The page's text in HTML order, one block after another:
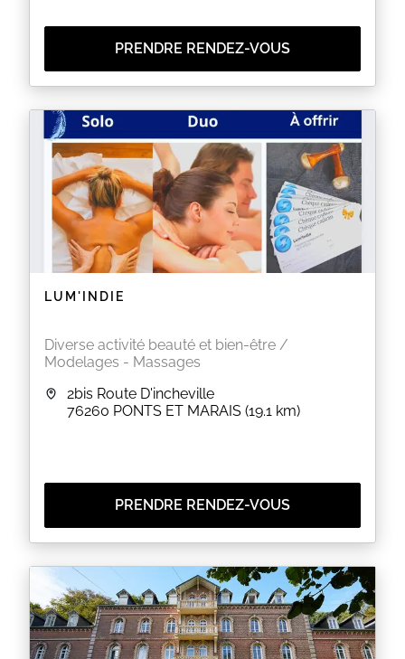
PRENDRE RENDEZ-VOUS
LUM'INDIE
Diverse activité beauté et bien-être /
Modelages - Massages
2bis Route D'incheville
76260 PONTS ET MARAIS (19.1 km)
PRENDRE RENDEZ-VOUS